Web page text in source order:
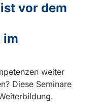
vor dem
im
weiter
Diese Seminare